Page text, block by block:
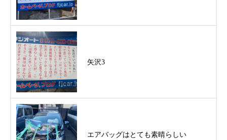
矢沢3
エアバッグはとても素晴らしい